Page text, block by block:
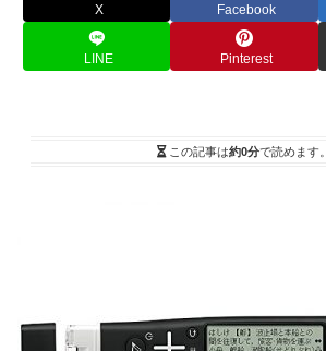
X Facebook
LINE Pinterest
この記事は約0分で読めます。